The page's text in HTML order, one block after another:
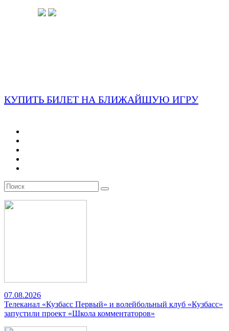
КУПИТЬ БИЛЕТ НА БЛИЖАЙШУЮ ИГРУ
07.08.2026
Телеканал «Кузбасс Первый» и волейбольный клуб «Кузбасс»
запустили проект «Школа комментаторов»